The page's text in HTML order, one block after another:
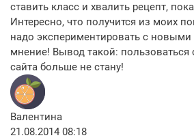
ставить класс и хвалить рецепт,
Интересно, что получится из моих
надо экспериментировать с
мнение! Вывод такой: пользоваться
сайта больше не стану!
Валентина
21.08.2014 08:18